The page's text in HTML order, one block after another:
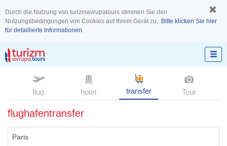
Durch die Nutzung von turizmavrupatours stimmen Sie den
Nutzungsbedingungen von Cookies auf Ihrem Gerät zu. Bitte klicken Sie hier
für detaillierte Informationen.
flug hotel transfer Tour
flughafentransfer